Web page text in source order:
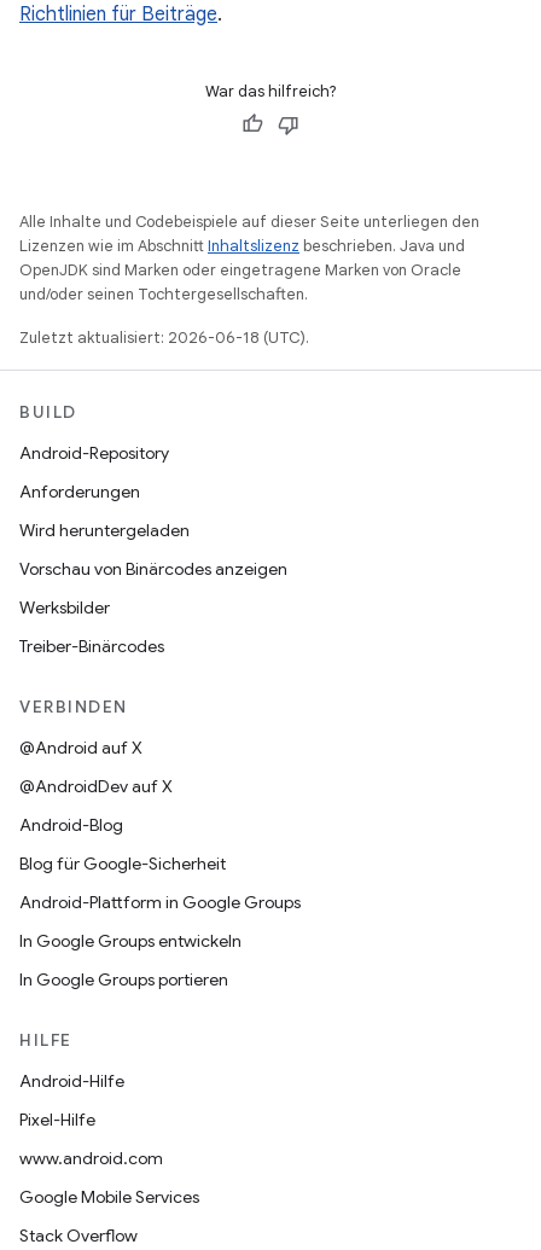
Richtlinien für Beiträge.
War das hilfreich?
Alle Inhalte und Codebeispiele auf dieser Seite unterliegen den
Lizenzen wie im AbschnittInhaltslizenz beschrieben. Java und
OpenJDK sind Marken oder eingetragene Marken von Oracle
und/oder seinen Tochtergesellschaften.
Zuletzt aktualisiert: 2026-06-18 (UTC).
BUILD
Android-Repository
Anforderungen
Wird heruntergeladen
Vorschau von Binärcodes anzeigen
Werksbilder
Treiber-Binärcodes
VERBINDEN
@Android auf X
@AndroidDev auf X
Android-Blog
Blog für Google-Sicherheit
Android-Plattform in Google Groups
In Google Groups entwickeln
In Google Groups portieren
HILFE
Android-Hilfe
Pixel-Hilfe
www.android.com
Google Mobile Services
Stack Overflow